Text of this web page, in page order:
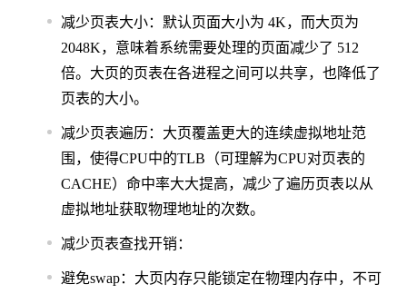
减少页表大小：默认页面大小为 4K，而大页为
2048K，意味着系统需要处理的页面减少了 512
倍。大页的页表在各进程之间可以共享，也降低了
页表的大小。
减少页表遍历：大页覆盖更大的连续虚拟地址范
围，使得CPU中的TLB（可理解为CPU对页表的
CACHE）命中率大大提高，减少了遍历页表以从
虚拟地址获取物理地址的次数。
减少页表查找开销：
避免swap：大页内存只能锁定在物理内存中，不可